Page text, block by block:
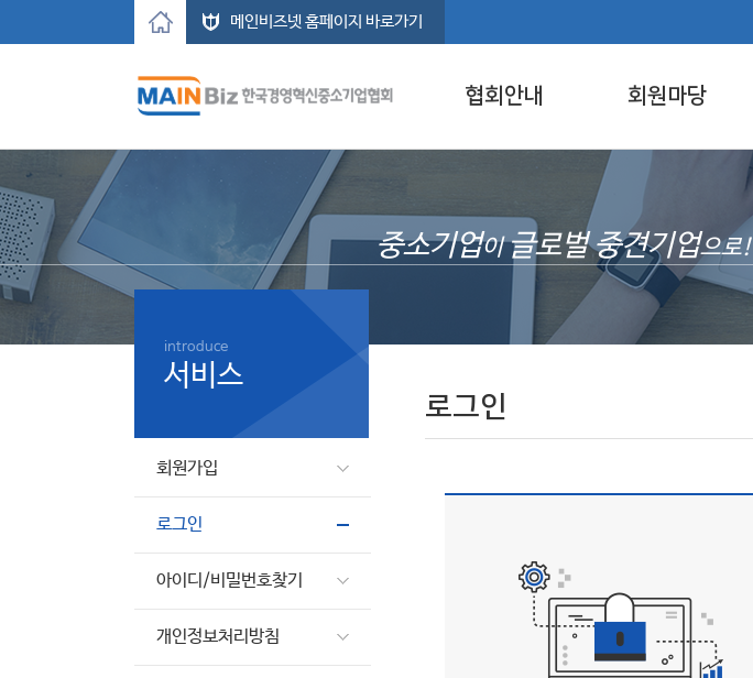
협회안내 회원마당
메인비즈넷 홈페이지 바로가기
중소기업이글로벌 중견기업으로!
introduce
서비스
회원가입
로그인
아이디/비밀번호찾기
개인정보처리방침
로그인